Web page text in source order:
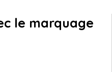
le marquage